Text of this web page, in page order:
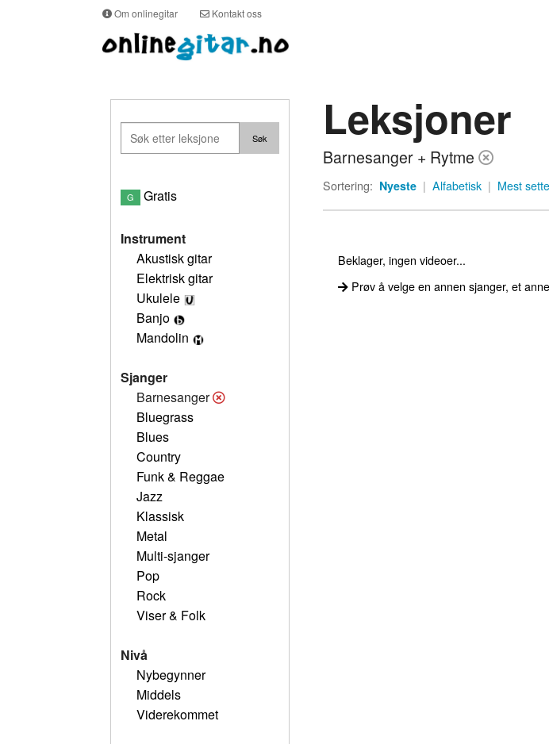
Om onlinegitar Kontakt oss
G Gratis
Instrument
Akustisk gitar
Elektrisk gitar
Ukulele
Banjo
Mandolin
Sjanger
Barnesanger
Bluegrass
Blues
Country
Funk & Reggae
Jazz
Klassisk
Metal
Multi-sjanger
Pop
Rock
Viser & Folk
Nivå
Nybegynner
Middels
Viderekommet
Leksjoner
Barnesanger + Rytme
Sortering: Nyeste | Alfabetisk | Mest sette
Beklager, ingen videoer...
Prøv å velge en annen sjanger, et